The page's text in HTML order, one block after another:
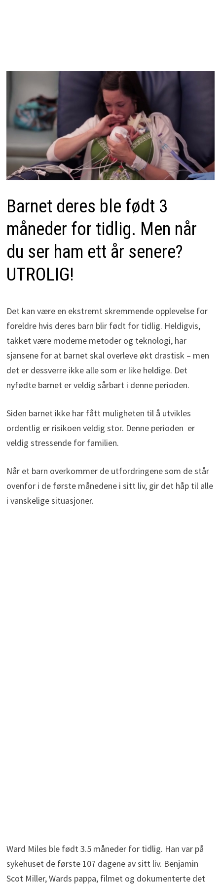
Barnet deres ble født 3
måneder for tidlig. Men når
du ser ham ett år senere?
UTROLIG!
Det kan være en ekstremt skremmende opplevelse for
foreldre hvis deres barn blir født for tidlig. Heldigvis,
takket være moderne metoder og teknologi, har
sjansene for at barnet skal overleve økt drastisk – men
det er dessverre ikke alle som er like heldige. Det
nyfødte barnet er veldig sårbart i denne perioden.
Siden barnet ikke har fått muligheten til å utvikles
ordentlig er risikoen veldig stor. Denne perioden er
veldig stressende for familien.
Når et barn overkommer de utfordringene som de står
ovenfor i de første månedene i sitt liv, gir det håp til alle
i vanskelige situasjoner.
Ward Miles ble født 3.5 måneder for tidlig. Han var på
sykehuset de første 107 dagene av sitt liv. Benjamin
Scot Miller, Wards pappa, filmet og dokumenterte det